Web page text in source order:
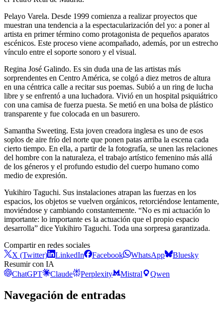
Pelayo Varela. Desde 1999 comienza a realizar proyectos que
muestran una tendencia a la espectacularización del yo: a poner al
artista en primer término como protagonista de pequeños aparatos
escénicos. Este proceso viene acompañado, además, por un estrecho
vínculo entre el soporte sonoro y el visual.
Regina José Galindo. Es sin duda una de las artistas más
sorprendentes en Centro América, se colgó a diez metros de altura
en una céntrica calle a recitar sus poemas. Subió a un ring de lucha
libre y se enfrentó a una luchadora. Vivió en un hospital psiquiátrico
con una camisa de fuerza puesta. Se metió en una bolsa de plástico
transparente y fue colocada en un basurero.
Samantha Sweeting. Esta joven creadora inglesa es uno de esos
soplos de aire frío del norte que ponen patas arriba la escena cada
cierto tiempo. En ella, a partir de la fotografía, se unen las relaciones
del hombre con la naturaleza, el trabajo artístico femenino más allá
de los géneros y el profundo estudio del cuerpo humano como
medio de expresión.
Yukihiro Taguchi. Sus instalaciones atrapan las fuerzas en los
espacios, los objetos se vuelven orgánicos, retorciéndose lentamente,
moviéndose y cambiando constantemente. “No es mi actuación lo
importante: lo importante es la actuación que el propio espacio
desarrolla” dice Yukihiro Taguchi. Toda una sorpresa garantizada.
Compartir en redes sociales
X (Twitter)
LinkedIn Facebook WhatsApp
Bluesky
Resumir con IA
ChatGPT
Claude Perplexity Mistral Qwen
Navegación de entradas